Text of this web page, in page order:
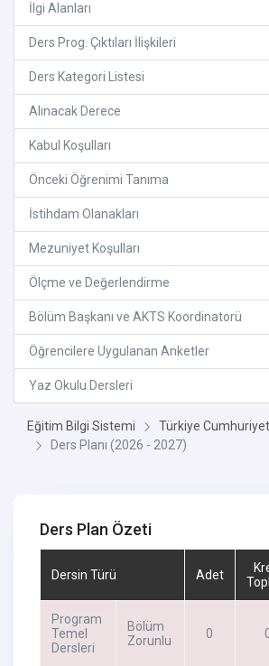
İlgi Alanları
Ders Prog. Çıktıları İlişkileri
Ders Kategori Listesi
Alınacak Derece
Kabul Koşulları
Önceki Öğrenimi Tanıma
İstihdam Olanakları
Mezuniyet Koşulları
Ölçme ve Değerlendirme
Bölüm Başkanı ve AKTS Koordinatorü
Öğrencilere Uygulanan Anketler
Yaz Okulu Dersleri
Eğitim Bilgi Sistemi
Türkiye
Ders Planı (2026 - 2027)
Ders Plan Özeti
Dersin Türü Adet
Program
Temel
Dersleri
Bölüm
Zorunlu
0